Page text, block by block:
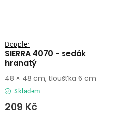
SIERRA 4070 - sedák
hranatý
Doppler
Skladem
209 Kč
48 × 48 cm, tloušťka 6 cm